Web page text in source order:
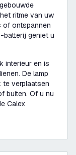
ritme van uw
of ontspannen
batterij geniet u
interieur en is
De lamp
te verplaatsen
buiten. Of u nu
Calex